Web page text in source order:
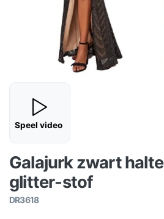
Speel video
Galajurk zwart
glitter-stof
DR3618